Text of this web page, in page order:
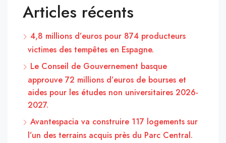
Articles récents
4,8 millions d’euros pour 874 producteurs
victimes des tempêtes en Espagne.
Le Conseil de Gouvernement basque
approuve 72 millions d’euros de bourses et
aides pour les études non universitaires 2026-
2027.
Avantespacia va construire 117 logements sur
l’un des terrains acquis près du Parc Central.